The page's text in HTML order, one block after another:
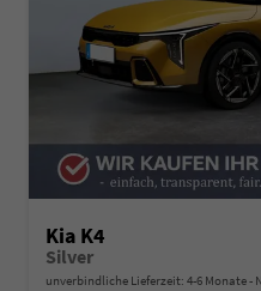
Kia K4
Silver
unverbindliche Lieferzeit: 4-6 Monate